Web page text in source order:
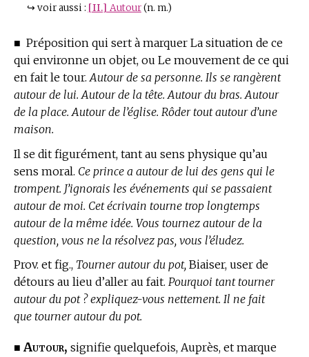
↪ voir aussi : [II.] Autour (n. m.)
■ Préposition qui sert à marquer La situation de ce
qui environne un objet, ou Le mouvement de ce qui
en fait le tour. Autour de sa personne. Ils se rangèrent
autour de lui. Autour de la tête. Autour du bras. Autour
de la place. Autour de l’église. Rôder tout autour d’une
maison.
Il se dit figurément, tant au sens physique qu’au
sens moral. Ce prince a autour de lui des gens qui le
trompent. J’ignorais les événements qui se passaient
autour de moi. Cet écrivain tourne trop longtemps
autour de la même idée. Vous tournez autour de la
question, vous ne la résolvez pas, vous l’éludez.
Prov. et fig., Tourner autour du pot, Biaiser, user de
détours au lieu d’aller au fait. Pourquoi tant tourner
autour du pot ? expliquez-vous nettement. Il ne fait
que tourner autour du pot.
■ Autour, signifie quelquefois, Auprès, et marque